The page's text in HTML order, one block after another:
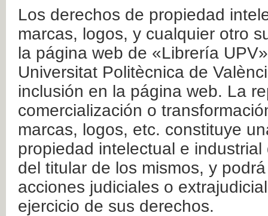
Los derechos de propiedad
marcas, logos, y cualquier otro
la página web de «Librería
Universitat Politècnica de
inclusión en la página web. La
comercialización o
marcas, logos, etc. constituye
propiedad intelectual e
del titular de los mismos, y
acciones judiciales o
ejercicio de sus derechos.